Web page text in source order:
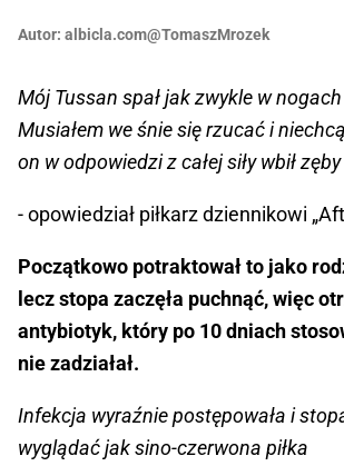
Autor: albicla.com@TomaszMrozek
Mój Tussan spał jak zwykle w
Musiałem we śnie się rzucać i
on w odpowiedzi z całej siły wbił
- opowiedział piłkarz dziennikowi
Początkowo potraktował to jako
lecz stopa zaczęła puchnąć, więc
antybiotyk, który po 10 dniach
nie zadziałał.
Infekcja wyraźnie postępowała i
wyglądać jak sino-czerwona piłka